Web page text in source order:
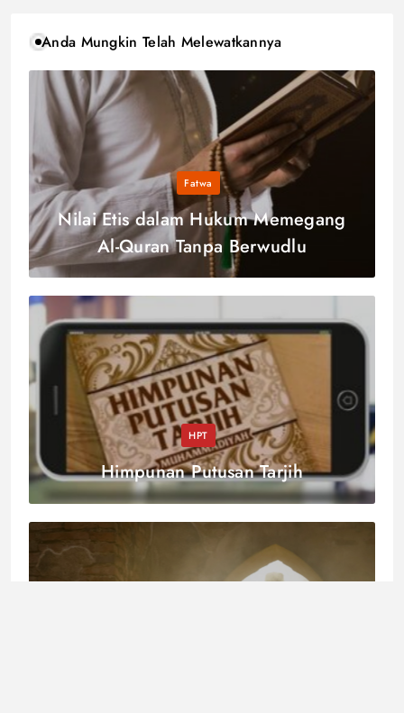
Anda Mungkin Telah Melewatkannya
Fatwa
Nilai Etis dalam Hukum Memegang
Al-Quran Tanpa Berwudlu
HPT
Himpunan Putusan Tarjih